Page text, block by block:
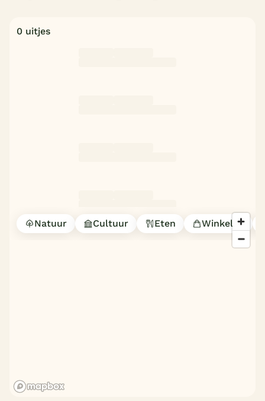
0 uitjes
Natuur Cultuur Eten Winkelen